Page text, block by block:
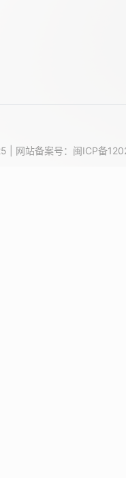
| 网站备案号： 闽ICP备